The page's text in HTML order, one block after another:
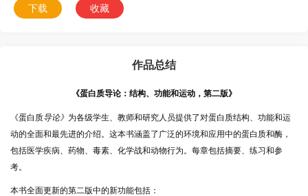
下载 收藏
作品总结
《蛋白质导论：结构、功能和运动，第二版》
《蛋白质导论》 为各级学生、教师和研究人员提供了对蛋白质结构、功能和运
动的全面和最先进的介绍。这本书涵盖了广泛的环境和应用中的蛋白质和酶，
包括医学疾病、药物、毒素、化学战和动物行为。每章包括摘要、练习和参
考。
本书全面更新的第二版中的新功能包括：